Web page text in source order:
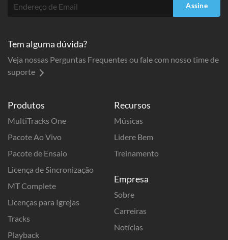
Produtos
MultiTracks One
Pacote Ao Vivo
Pacote de Ensaio
Licença de Sincronização
MT Complete
Licenças para Igrejas
Tracks
Playback
Recursos
Músicas
Lidere Bem
Treinamento
Empresa
Sobre
Carreiras
Notícias
Assine
Tem alguma dúvida?
Veja nossas Perguntas Frequentes ou fale com nosso time de
suporte